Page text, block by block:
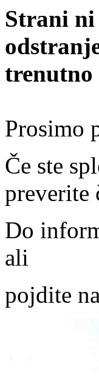
Strani ni
trenutno
Prosimo
Če ste
preverite
Do
ali
pojdite na